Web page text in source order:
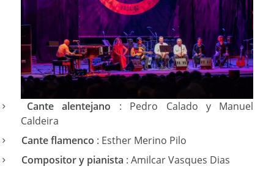
Cante alentejano
: Pedro Calado y Manuel
Caldeira
Cante flamenco : Esther Merino Pilo
Compositor y pianista : Amilcar Vasques Dias